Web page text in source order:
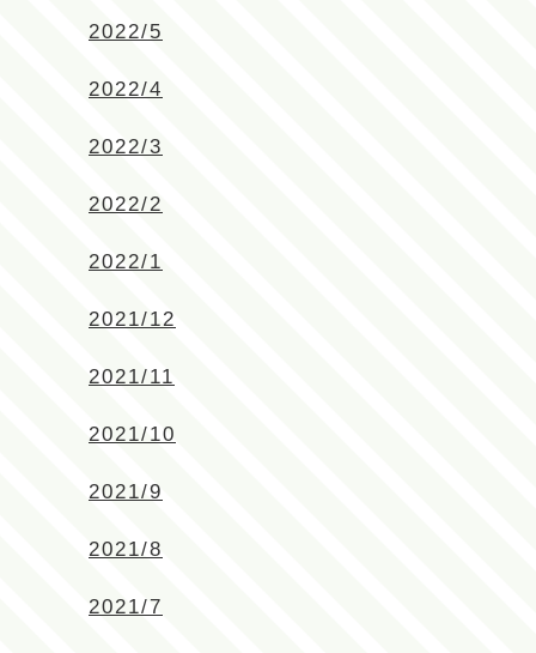
2022/5
2022/4
2022/3
2022/2
2022/1
2021/12
2021/11
2021/10
2021/9
2021/8
2021/7